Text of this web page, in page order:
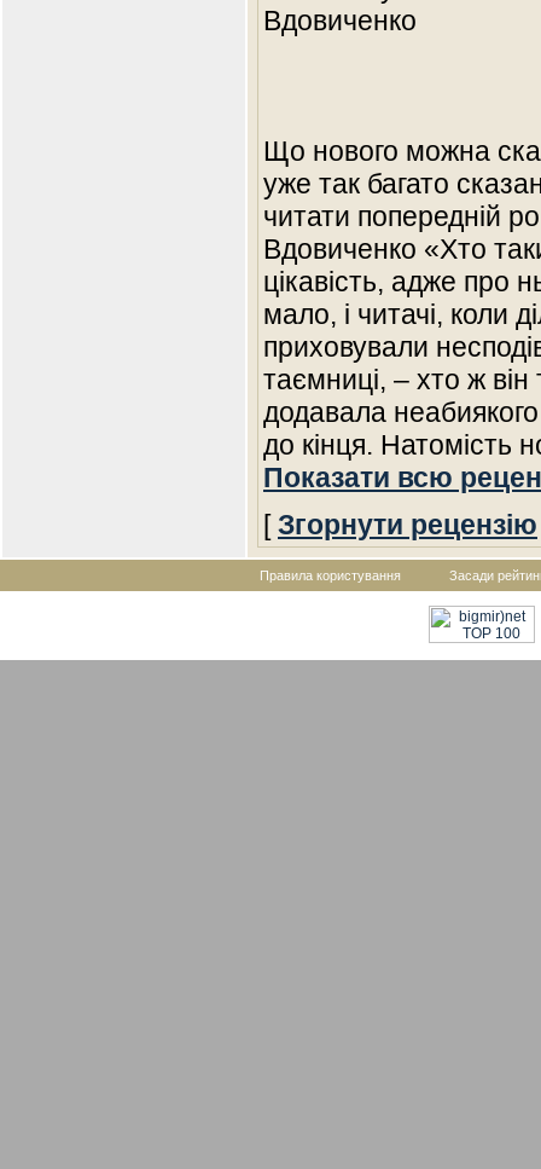
Вдовиченко
Що нового можна
уже так багато
читати попередній
Вдовиченко «Хто
цікавість, адже про
мало, і читачі, коли
приховували
таємниці, – хто ж він
додавала
до кінця.
Показати всю
[Згорнути рецензію
Правила користування Засади